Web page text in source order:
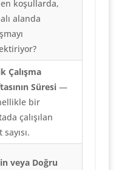
koşullarda,
alanda
Çalışma
Süresi—
bir
çalışılan
sayısı.
veya Doğru